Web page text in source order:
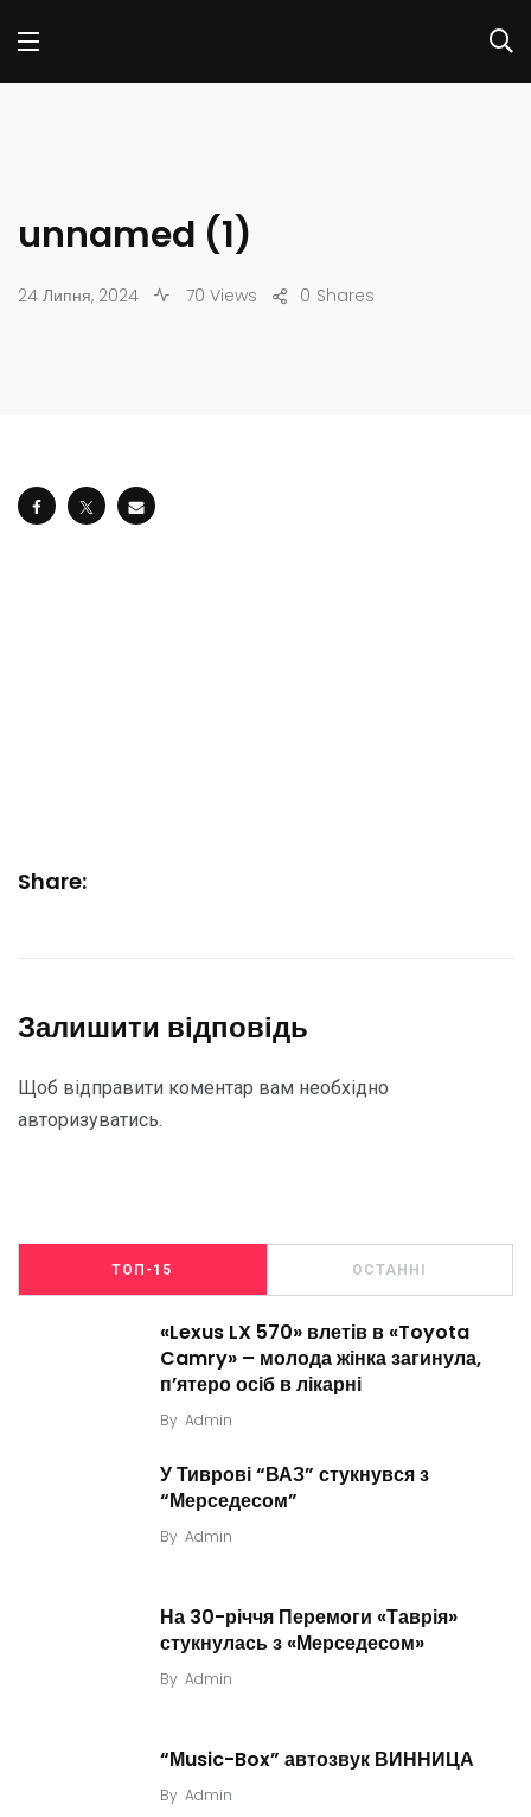
unnamed (1)
24 Липня, 2024 70 Views Shares
0
Share:
Залишити відповідь
Щоб відправити коментар вам необхідно
авторизуватись.
ТОП-15 ОСТАННІ
«Lexus LX 570» влетів в «Toyota
Camry» – молода жінка загинула,
п’ятеро осіб в лікарні
By Admin
У Тиврові “ВАЗ” стукнувся з
“Мерседесом”
By Admin
На 30-річчя Перемоги «Таврія»
стукнулась з «Мерседесом»
By Admin
“Мusic-Box” автозвук ВИННИЦА
By Admin